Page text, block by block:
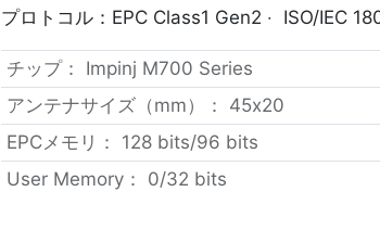
プロトコル：EPC Class1 Gen2 ‧ ISO/IEC
チップ： Impinj M700 Series
アンテナサイズ（mm）
： 45x20
EPCメモリ ： 128 bits/96 bits
User Memory： 0/32 bits